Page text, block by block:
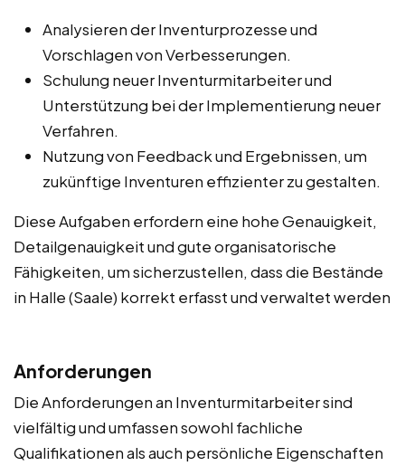
Analysieren der Inventurprozesse und
Vorschlagen von Verbesserungen.
Schulung neuer Inventurmitarbeiter und
Unterstützung bei der Implementierung neuer
Verfahren.
Nutzung von Feedback und Ergebnissen, um
zukünftige Inventuren effizienter zu gestalten.
Diese Aufgaben erfordern eine hohe Genauigkeit,
Detailgenauigkeit und gute organisatorische
Fähigkeiten, um sicherzustellen, dass die Bestände
in Halle (Saale) korrekt erfasst und verwaltet werden
Anforderungen
Die Anforderungen an Inventurmitarbeiter sind
vielfältig und umfassen sowohl fachliche
Qualifikationen als auch persönliche Eigenschaften